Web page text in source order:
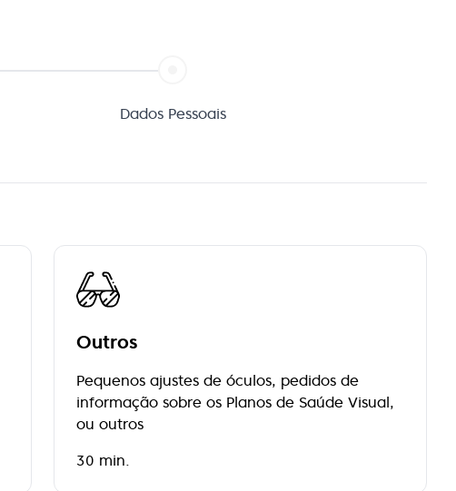
Dados Pessoais
Outros
Pequenos ajustes de óculos, pedidos de
informação sobre os Planos de Saúde Visual,
ou outros
30 min.